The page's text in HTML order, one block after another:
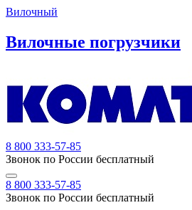
Вилочный
Вилочные погрузчики
8 800 333-57-85
Звонок по России бесплатный
8 800 333-57-85
Звонок по России бесплатный